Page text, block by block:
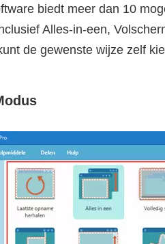
biedt meer dan 10
Alles-in-een,
de gewenste wijze zelf